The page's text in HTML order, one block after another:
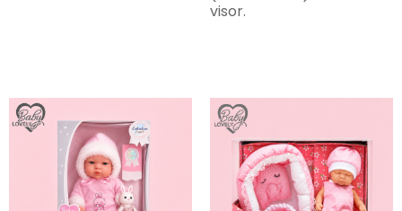
visor.